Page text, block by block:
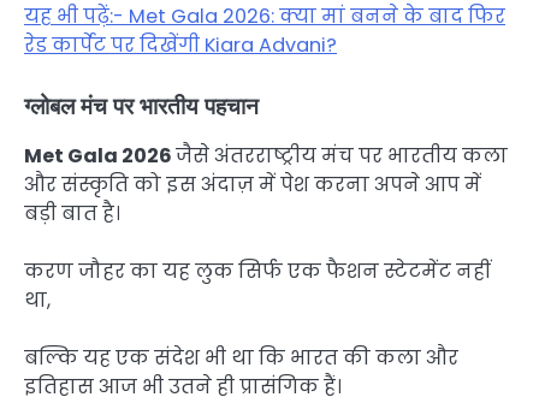
यह भी पढ़ें:- Met Gala 2026: क्या मां बनने के बाद फिर
रेड कार्पेट पर दिखेंगी Kiara Advani?
ग्लोबल मंच पर भारतीय पहचान
Met Gala 2026जैसे अंतरराष्ट्रीय मंच पर भारतीय कला
और संस्कृति को इस अंदाज़ में पेश करना अपने आप में
बड़ी बात है।
करण जौहर का यह लुक सिर्फ एक फैशन स्टेटमेंट नहीं
था,
बल्कि यह एक संदेश भी था कि भारत की कला और
इतिहास आज भी उतने ही प्रासंगिक हैं।